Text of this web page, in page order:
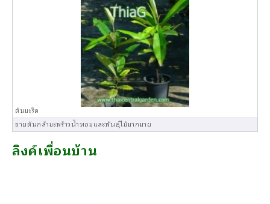
ต้นมะริด
ขายต้นกล้ามะพร้าวน้ำหอมและพันธุ์ไม้มากมาย
ลิงค์เพื่อนบ้าน